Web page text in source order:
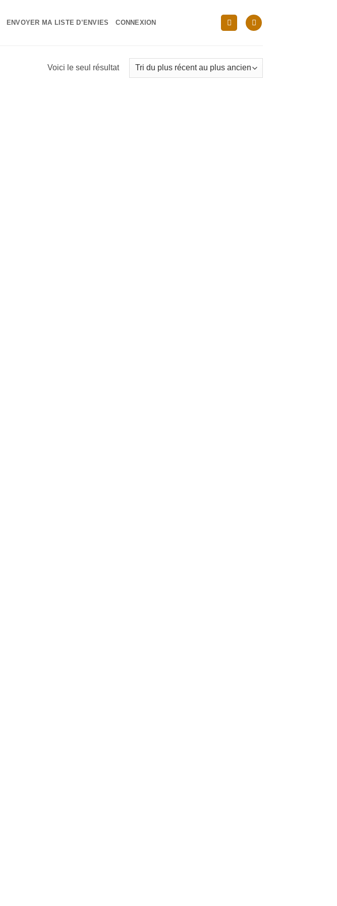
ENVOYER MA LISTE D’ENVIES CONNEXION
Voici le seul résultat